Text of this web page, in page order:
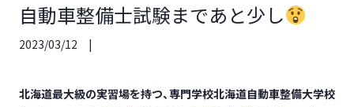
自動車整備士試験まであと少し
2023/03/12
北海道最大級の実習場を持つ、専門学校北海道自動車整備大学校